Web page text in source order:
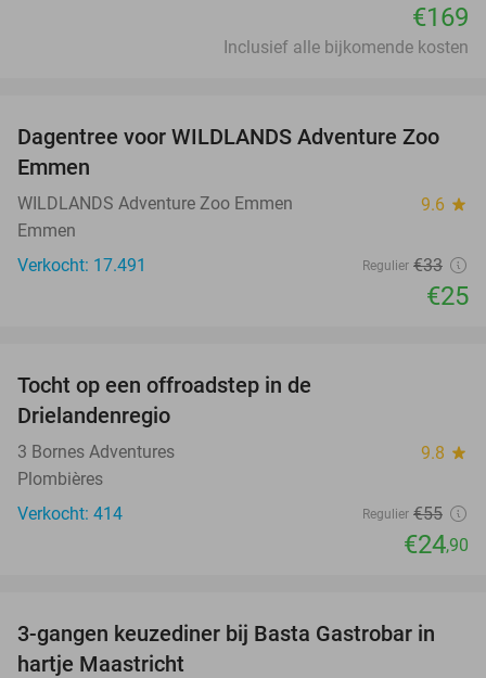
€169
Inclusief alle bijkomende kosten
24%
Dagentree voor WILDLANDS Adventure Zoo
Emmen
WILDLANDS Adventure Zoo Emmen 9.6 star
Emmen
Verkocht: 17.491
Regulier €33
€25
Tocht op een offroadstep in de
Drielandenregio
3 Bornes Adventures 9.8 star
Plombières
Verkocht: 414
Regulier €55
€24,90
38%
3-gangen keuzediner bij Basta Gastrobar in
hartje Maastricht